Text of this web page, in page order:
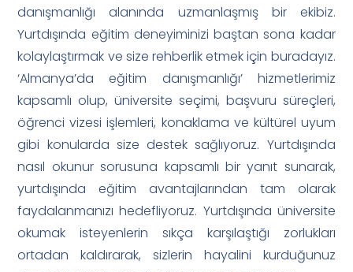
danışmanlığı alanında uzmanlaşmış bir ekibiz.
Yurtdışında eğitim deneyiminizi baştan sona kadar
kolaylaştırmak ve size rehberlik etmek için buradayız.
‘Almanya’da eğitim danışmanlığı’ hizmetlerimiz
kapsamlı olup, üniversite seçimi, başvuru süreçleri,
öğrenci vizesi işlemleri, konaklama ve kültürel uyum
gibi konularda size destek sağlıyoruz. Yurtdışında
nasıl okunur sorusuna kapsamlı bir yanıt sunarak,
yurtdışında eğitim avantajlarından tam olarak
faydalanmanızı hedefliyoruz. Yurtdışında üniversite
okumak isteyenlerin sıkça karşılaştığı zorlukları
ortadan kaldırarak, sizlerin hayalini kurduğunuz